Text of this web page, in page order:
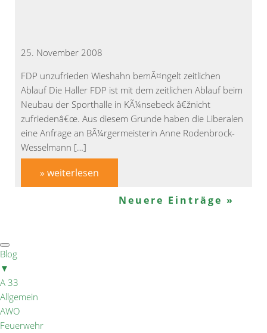
25. November 2008
FDP unzufrieden Wieshahn bemÃ¤ngelt zeitlichen
Ablauf Die Haller FDP ist mit dem zeitlichen Ablauf beim
Neubau der Sporthalle in KÃ¼nsebeck â€žnicht
zufriedenâ€œ. Aus diesem Grunde haben die Liberalen
eine Anfrage an BÃ¼rgermeisterin Anne Rodenbrock-
Wesselmann […]
» weiterlesen
Neuere Einträge »
Blog
▼
A 33
Allgemein
AWO
Feuerwehr